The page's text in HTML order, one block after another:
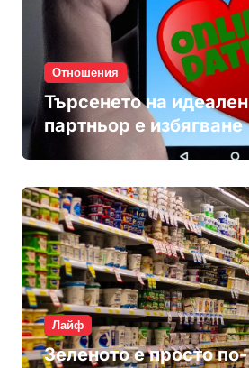
Отношения
Търсенето на идеален
партньор е избягване
Лайф
Зеленото е просто по-